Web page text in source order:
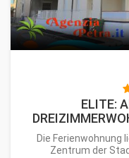
ELITE:
Die
Zentrum der